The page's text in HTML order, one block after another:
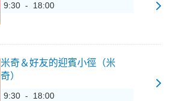
9:30 - 18:00
米奇＆好友的迎賓小徑（米
奇）
9:30 - 18:00